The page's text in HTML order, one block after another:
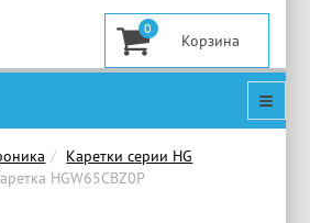
0
Каретки серии HG
HGW65CBZ0P